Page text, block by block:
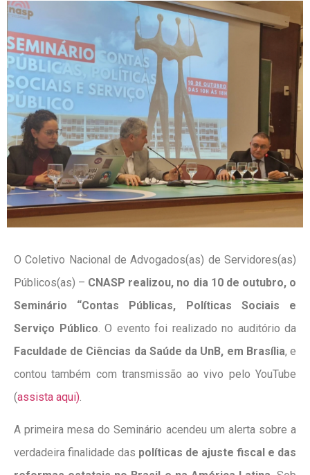
O Coletivo Nacional de Advogados(as) de Servidores(as)
Públicos(as) – CNASP realizou, no dia 10 de outubro, o
Seminário “Contas Públicas, Políticas Sociais e
Serviço Público . O evento foi realizado no auditório da
Faculdade de Ciências da Saúde da UnB, em Brasília, e
contou também com transmissão ao vivo pelo YouTube
(assista aqui)
A primeira mesa do Seminário acendeu um alerta sobre a
verdadeira finalidade das políticas de ajuste fiscal e das